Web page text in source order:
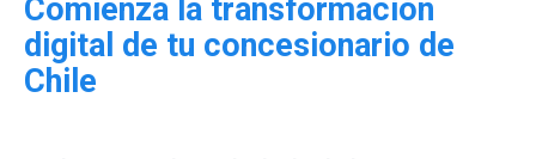
Comienza la transformación
digital de tu concesionario de
Chile